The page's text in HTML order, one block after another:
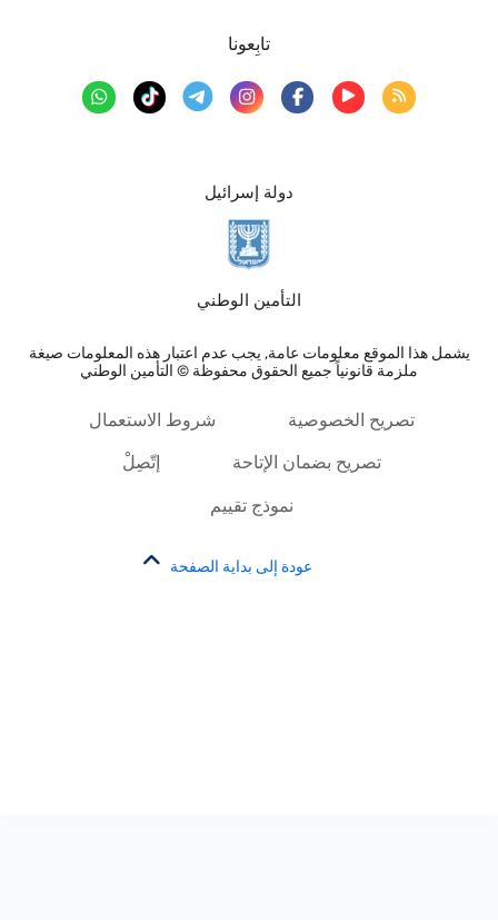
دولة إسرائيل
التأمين الوطني
يشمل هذا الموقع معلومات عامة, يجب عدم اعتبار هذه المعلومات صيغة
ملزمة قانونياً جميع الحقوق محفوظة © التأمين الوطني
تابِعونا
تصريح الخصوصية شروط الاستعمال
تصريح بضمان الإتاحة إتّصِلْ
نموذج تقييم
عودة إلى بداية الصفحة